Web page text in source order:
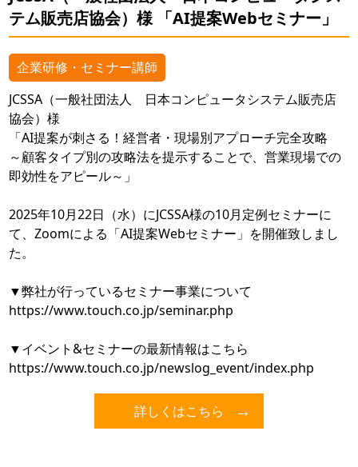
テム販売店協会）様 「AI提案Webセミナー」
企業研修・セミナー講師
JCSSA（一般社団法人 日本コンピュータシステム販売店
協会）様
「AI提案が刺さる！経営者・現場別アプローチ完全攻略​
～顧客タイプ別の攻略法を提示することで、​営業現場での
即効性をアピール～」
2025年10月22日（水）にJCSSA様の10月定例セミナーに
て、Zoomによる「AI提案Webセミナー」を開催致しまし
た。
▼弊社が行っているセミナー事業について
https://www.touch.co.jp/seminar.php
▼イベント&セミナーの最新情報はこちら
https://www.touch.co.jp/newslog_event/index.php
詳しくはこちら